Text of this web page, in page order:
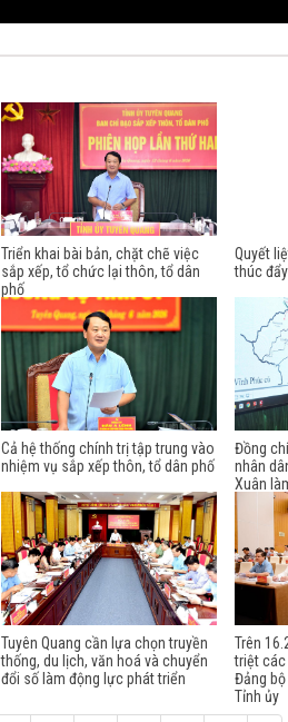
Triển khai bài bản, chặt chẽ việc
sắp xếp, tổ chức lại thôn, tổ dân
phố
Quyết
thúc
Cả hệ thống chính trị tập trung vào
nhiệm vụ sắp xếp thôn, tổ dân phố
Đồng
nhân
Xuân
xã Vĩnh
Tuyên Quang cần lựa chọn truyền
thống, du lịch, văn hoá và chuyển
đổi số làm động lực phát triển
Trên
triệt các
Đảng bộ
Tỉnh ủy